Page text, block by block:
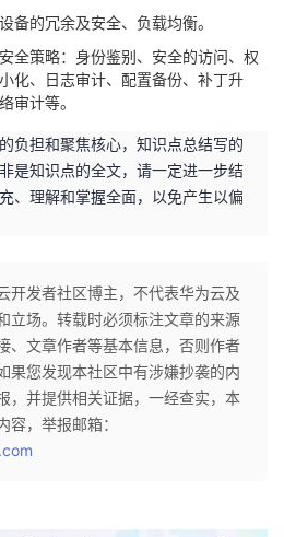
备的冗余及安全、负载均衡。
全策略：身份鉴别、安全的访问、权
化、日志审计、配置备份、补丁升
审计等。
负担和聚焦核心，知识点总结写的
是知识点的全文，请一定进一步结
、理解和掌握全面，以免产生以偏
开发者社区博主，不代表华为云及
立场。转载时必须标注文章的来源
、文章作者等基本信息，否则作者
果您发现本社区中有涉嫌抄袭的内
，并提供相关证据，一经查实，本
，举报邮箱：